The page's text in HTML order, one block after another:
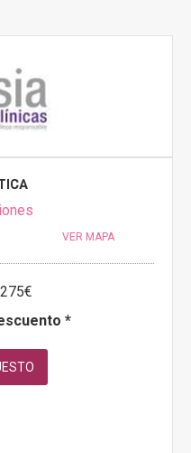
VER MAPA
*